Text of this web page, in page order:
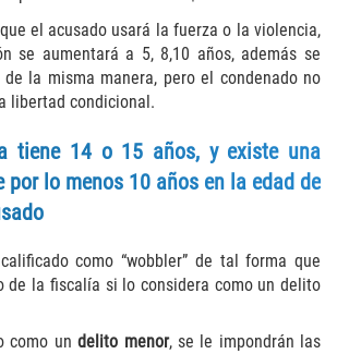
Invasión Agravada de Propiedad
Ajena
Invasión de Propiedad Ajena
Vandalismo
Audiencia Administrativa del DMV
Presencia de Alcohol
el acusado usará la fuerza o la violencia,
se aumentará a 5, 8,10 años, además se
la misma manera, pero el condenado no
libertad condicional.
tiene 14 o 15 años, y existe una
por lo menos 10 años en la edad de
como “wobbler” de tal forma que
de la fiscalía si lo considera como un delito
como undelito menor, se le impondrán las